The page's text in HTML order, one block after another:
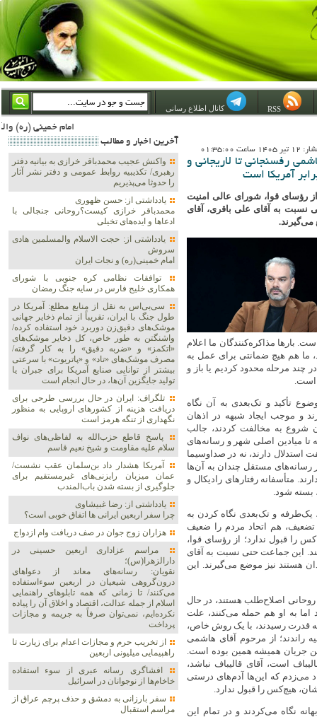
کانال اطلاع رسانی
امام خمینی (ره) والله اسلام تمامش سیاست است؛ ***** امام شهید: به گفتار امام و کردار امام اهتمام بورزید ***** امام خمینی(ره): ان شاء الله ما اندوه دلمان را در وقت مناسب با انتقام از امریکا
01:35:00
رفسنجانی تا لاریجانی و
آمریکا است
رؤسای قوا، شورای عالی امنیت
به آقای علی باقری، آقای
می‌گیرند.
بارها مذاکره‌کنندگان ما اعلام
ما هم هیچ ضمانتی برای عمل به
چند مرحله محدود کردیم یا باز و
است.
تأکید و تک‌بعدی به آن نگاه
و موجب ایجاد شبهه در اذهان
شروع به مخالفت کردند، جالب
تا میادین اصلی شهر و رسانه‌های
استدلال دارند، نه در صداوسیما
رسانه‌های مستقل چندان به آن‌ها
متأسفانه رفتارهای رادیکال و
بسته شود.
یک‌طرفه و تک‌بعدی نگاه کردن به
هم اتحاد مردم را ضعیف
را قبول ندارد؛ از رؤسای قوا،
این جماعت حتی نسبت به آقای
هستند نیز موضع می‌گیرند. این
اصلاح‌طلب هستند، در حال
اما به او هم حمله می‌کنند، علت
زمان اصلاح‌طلبی بهانه‌ بود. این جماعت از سال ۸۴ که به قدرت رسیدند، با یک روش خاص،
از مرحوم آقای هاشمی
این جریان همیشه همین بوده است.
است، آقای قالیباف نباشد،
می‌زدم که این‌ها آدم‌های درستی
هیچ‌کس را قبول ندارد.
نگاه می‌کردند و در تمام این
آخرين اخبار و مطالب
واکنش عجیب محمدباقر خرازی به بیانیه دفتر
رهبری/ تکذیبیه روابط عمومی و دفتر نشر آثار
را حدوثا می‌پذیریم
یادداشتی از: حسن ظهوری
محمدباقر خرازی کیست؟روحانی جنجالی با
ادعاها و ایده‌های تخیلی
یادداشتی از: حجت الاسلام والمسلمین هادی
سروش
امام خمینی(ره) و نجات ایران
توافقات نظامی کره جنوبی با شورای
همکاری خلیج فارس در سایه جنگ رمضان
سی‌بی‌اس به نقل از منابع مطلع: آمریکا در
طول جنگ با ایران، تقریباً از تمام ذخایر جهانی
موشک‌های دقیق‌زن دوربرد خود استفاده کرده/
واشنگتن به طور خاص، کل ذخایر موشک‌های
«اتکمز» و «ضربه دقیق» را به کار گرفته/
مصرف موشک‌های «تاد» و «پاتریوت» با سرعتی
بیشتر از توانایی صنایع آمریکا برای جبران یا
تولید جایگزین آن‌ها، در حال انجام است
تلگراف: ایران در حال بررسی طرحی برای
دریافت هزینه از کشورهای اروپایی به منظور
نگهداری از تنگه هرمز است
پاسخ قاطع حزب‌الله به لفاظی‌های نواف
سلام علیه مقاومت و شیخ نعیم قاسم
آمریکا هشدار داد بن‌سلمان عقب نشست/
عمان میزبان رایزنی‌های غیرمستقیم برای
جلوگیری از بسته شدن باب‌المندب
یادداشتی از: رضا غبیشاوی
چرا سفر اربعین ایرانی ها اتفاق خوبی است؟
هزاران زوج‌ جوان در صف دریافت وام ازدواج
مراسم عزاداری اربعین حسینی در
دارالزهرا(س)؛
نقویان: رسانه‌های معاند از دعواهای
درون‌گروهی شیعیان در اربعین سوءاستفاده
می‌کنند/ تا زمانی که همه تابلوهای راهنمایی
اسلام از جمله عدالت، اقتصاد و اخلاق آن را پیاده
نکرده‌ایم، نمی‌توان صرفاً به جریمه و مجازات
پرداخت
از تخریب حرم و مجازات اعدام برای زیارت تا
راهپیمایی میلیونی اربعین
افشاگری رسانه عبری از سوء استفاده
خاخام‌ها از نوجوانان در اسرائیل
سفر بارزانی به دمشق و حذف پرچم عراق از
مراسم استقبال